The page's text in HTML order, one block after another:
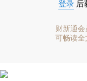
登录 后
财新通会
可畅读全